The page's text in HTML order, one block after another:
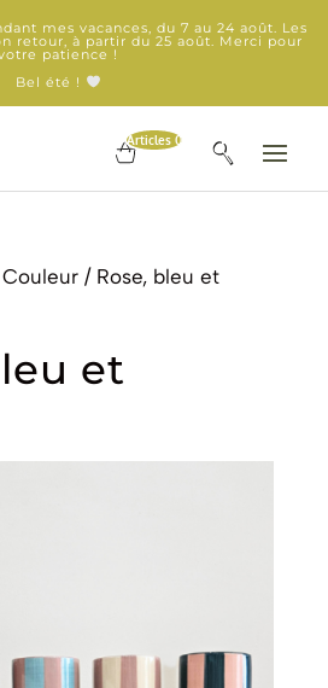
mes vacances, du 7 au 24 août. Les
retour, à partir du 25 août. Merci pour
patience !
Bel été !
Articles 0
/ Rose, bleu et
et